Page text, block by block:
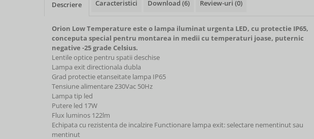
Descriere Caracteristici Download (6) Review-uri (0)
Orion Low Temperature este o lampa iluminat urgenta LED, cu protectie IP65,
conceputa special pentru montarea in medii cu temperaturi joase, puternic
negative -25 grade Celsius.
Lentile optice pentru spatii deschise
Lampa exit directionala dubla
Grad protectie etanseitate lampa IP65
Tensiune alimentare 230Vac 50Hz
Lampa tip led
Putere led 17W
Flux luminos 122lm
Echipata cu rezistenta de incalzire Functionare lampa exit: selectare nementinut sau
mentinut